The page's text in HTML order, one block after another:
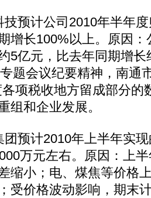
计公司2010年半年度
增长100%以上。原因
5亿元，比去年同期增
题会议纪要精神，南通
项税收地方留成部分的
组和企业发展。
计2010年上半年实现
万元左右。原因：上
缩小；电、煤焦等价格
受价格波动影响，期末